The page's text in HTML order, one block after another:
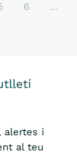
6
…
alertes i
al teu